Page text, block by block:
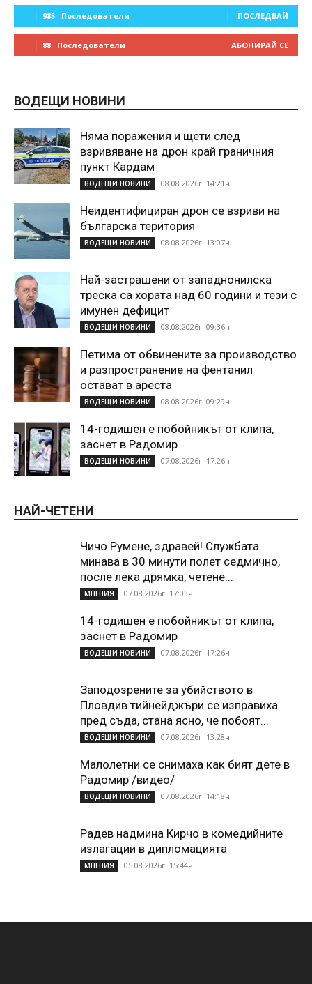
985 Последователи ПОСЛЕДВАЙ
88 Последователи АБОНИРАЙ СЕ
ВОДЕЩИ НОВИНИ
Няма поражения и щети след
взривяване на дрон край граничния
пункт Кардам
ВОДЕЩИ НОВИНИ 08.08.2026г. 14:21ч.
Неидентифициран дрон се взриви на
българска територия
ВОДЕЩИ НОВИНИ 08.08.2026г. 13:07ч.
Най-застрашени от западнонилска
треска са хората над 60 години и тези с
имунен дефицит
ВОДЕЩИ НОВИНИ 08.08.2026г. 09:36ч.
Петима от обвинените за производство
и разпространение на фентанил
остават в ареста
ВОДЕЩИ НОВИНИ 08.08.2026г. 09:29ч.
14-годишен е побойникът от клипа,
заснет в Радомир
ВОДЕЩИ НОВИНИ 07.08.2026г. 17:26ч.
НАЙ-ЧЕТЕНИ
Чичо Румене, здравей! Службата
минава в 30 минути полет седмично,
после лека дрямка, четене...
МНЕНИЯ 07.08.2026г. 17:03ч.
14-годишен е побойникът от клипа,
заснет в Радомир
ВОДЕЩИ НОВИНИ 07.08.2026г. 17:26ч.
Заподозрените за убийството в
Пловдив тийнейджъри се изправиха
пред съда, стана ясно, че побоят...
ВОДЕЩИ НОВИНИ 07.08.2026г. 13:28ч.
Малолетни се снимаха как бият дете в
Радомир /видео/
ВОДЕЩИ НОВИНИ 07.08.2026г. 14:18ч.
Радев надмина Кирчо в комедийните
излагации в дипломацията
МНЕНИЯ 05.08.2026г. 15:44ч.